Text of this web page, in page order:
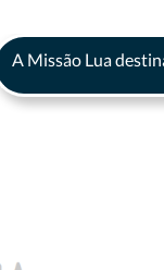
A Missão Lua